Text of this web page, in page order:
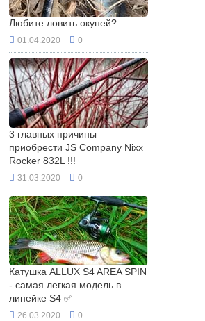
Любите ловить окуней?
01.04.2020 0
3 главных причины
приобрести JS Company Nixx
Rocker 832L !!!
31.03.2020 0
Катушка ALLUX S4 AREA SPIN
- самая легкая модель в
линейке S4 ✅
26.03.2020 0